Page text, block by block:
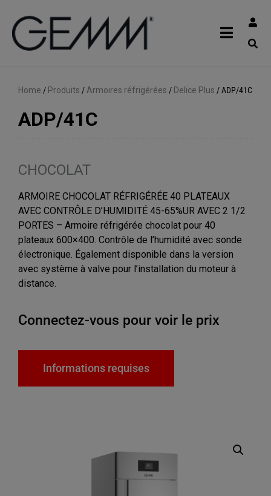
Home / Produits / Armoires réfrigérées / Delice Plus /ADP/41C
ADP/41C
CHOCOLAT
ARMOIRE CHOCOLAT RÉFRIGÉRÉE 40 PLATEAUX
AVEC CONTRÔLE D’HUMIDITÉ 45-65%UR AVEC 2 1/2
PORTES – Armoire réfrigérée chocolat pour 40
plateaux 600×400. Contrôle de l’humidité avec sonde
électronique. Également disponible dans la version
avec système à valve pour l’installation du moteur à
distance.
Connectez-vous pour voir le prix
Informations requises